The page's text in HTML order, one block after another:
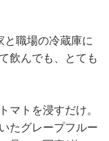
と職場の冷蔵庫に
飲んでも、とても
マトを浸すだけ。
たグレープフルー